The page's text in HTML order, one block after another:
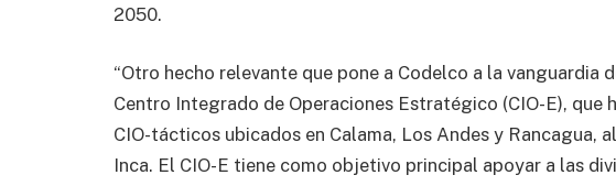
2050.
“Otro hecho relevante que pone a Codelco a la vanguardia
Centro Integrado de Operaciones Estratégico (CIO-E), que
CIO-tácticos ubicados en Calama, Los Andes y Rancagua,
Inca. El CIO-E tiene como objetivo principal apoyar a las